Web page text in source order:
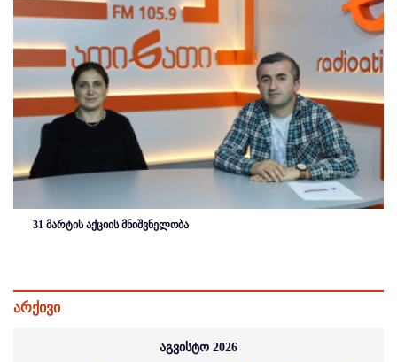
31 მარტის აქციის მნიშვნელობა
არქივი
აგვისტო 2026